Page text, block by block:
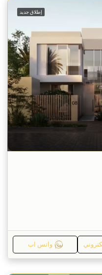
إطلاق جديد
واتس اب